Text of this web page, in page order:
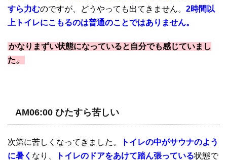
すら力むのですが、どうやっても出てきません。 2時間以
上トイレにこもるのは普通のことではありません。
かなりまずい状態になっていると自分でも感じていまし
た。
AM06:00 ひたすら苦しい
次第に苦しくなってきました。
トイレの中がサウナのよう
に暑く なり、 トイレのドアをあけて踏ん張っている状態で